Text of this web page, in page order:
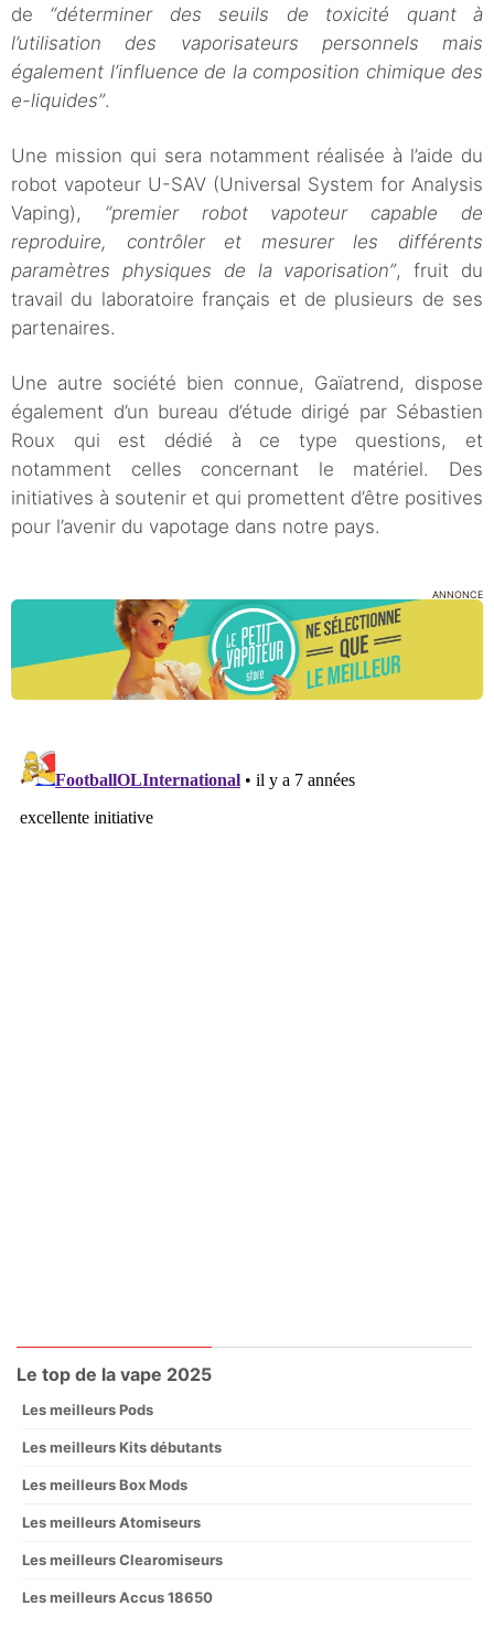
de “déterminer des seuils de toxicité quant à
l’utilisation des vaporisateurs personnels mais
également l’influence de la composition chimique des
e-liquides”.
Une mission qui sera notamment réalisée à l’aide du
robot vapoteur U-SAV (Universal System for Analysis
Vaping), “premier robot vapoteur capable de
reproduire, contrôler et mesurer les différents
paramètres physiques de la vaporisation”, fruit du
travail du laboratoire français et de plusieurs de ses
partenaires.
Une autre société bien connue, Gaïatrend, dispose
également d’un bureau d’étude dirigé par Sébastien
Roux qui est dédié à ce type questions, et
notamment celles concernant le matériel. Des
initiatives à soutenir et qui promettent d’être positives
pour l’avenir du vapotage dans notre pays.
ANNONCE
Le top de la vape 2025
Les meilleurs Pods
Les meilleurs Kits débutants
Les meilleurs Box Mods
Les meilleurs Atomiseurs
Les meilleurs Clearomiseurs
Les meilleurs Accus 18650